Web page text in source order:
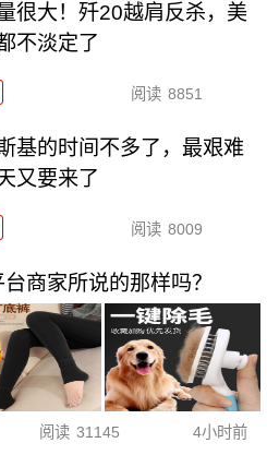
很大！歼20越肩反杀，美
不淡定了
阅读 8851
基的时间不多了，最艰难
又要来了
阅读 8009
商家所说的那样吗？
阅读 31145 4小时前